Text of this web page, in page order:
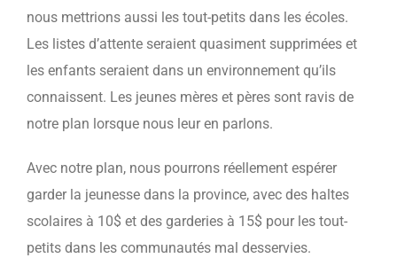
nous mettrions aussi les tout-petits dans les écoles.
Les listes d’attente seraient quasiment supprimées et
les enfants seraient dans un environnement qu’ils
connaissent. Les jeunes mères et pères sont ravis de
notre plan lorsque nous leur en parlons.
Avec notre plan, nous pourrons réellement espérer
garder la jeunesse dans la province, avec des haltes
scolaires à 10$ et des garderies à 15$ pour les tout-
petits dans les communautés mal desservies.